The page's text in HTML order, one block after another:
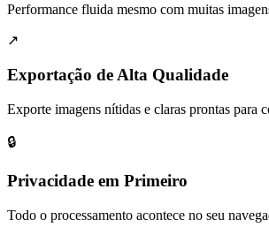
Performance fluida mesmo com muitas
↗
Exportação de Alta Qualidade
Exporte imagens nítidas e claras prontas para
🔒
Privacidade em Primeiro
Todo o processamento acontece no seu